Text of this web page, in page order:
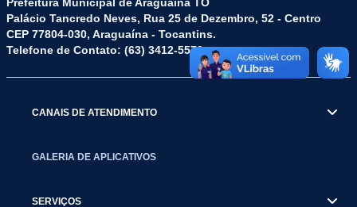
Palácio Tancredo Neves, Rua 25 de Dezembro, 52 - Centro
CEP 77804-030, Araguaína - Tocantins.
Telefone de Contato: (63) 3412-5572
CANAIS DE ATENDIMENTO
GALERIA DE APLICATIVOS
SERVIÇOS